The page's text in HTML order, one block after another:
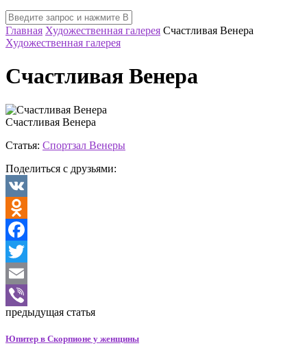
Главная Художественная галерея Счастливая Венера
Художественная галерея
Счастливая Венера
Счастливая Венера
Статья: Спортзал Венеры
Поделиться с друзьями:
VK
Odnoklassniki
Facebook
Twitter
Email
Viber
предыдущая статья
Юпитер в Скорпионе у женщины